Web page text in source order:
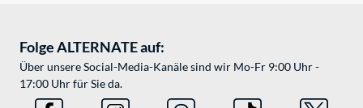
Folge ALTERNATE auf:
Über unsere Social-Media-Kanäle sind wir Mo-Fr 9:00 Uhr -
17:00 Uhr für Sie da.